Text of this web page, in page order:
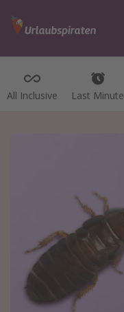
All Inclusive Last Minute
Kategorien
Kreuzfahrten
Reiseziele
Alle Reiseziele
Bodensee Urlaub
Gozo Urlaub